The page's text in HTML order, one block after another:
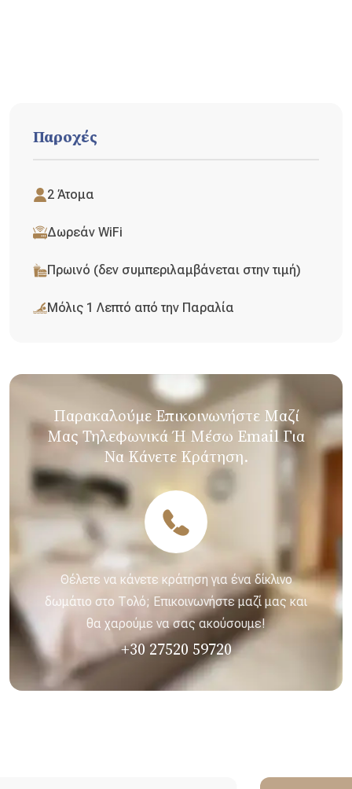
Παροχές
2 Άτομα
Δωρεάν WiFi
Πρωινό (δεν συμπεριλαμβάνεται στην τιμή)
Μόλις 1 Λεπτό από την Παραλία
Παρακαλούμε Επικοινωνήστε Μαζί
Μας Τηλεφωνικά Ή Μέσω Email Για
Να Κάνετε Κράτηση.
Θέλετε να κάνετε κράτηση για ένα δίκλινο
δωμάτιο στο Τολό; Επικοινωνήστε μαζί μας και
θα χαρούμε να σας ακούσουμε!
+30 27520 59720